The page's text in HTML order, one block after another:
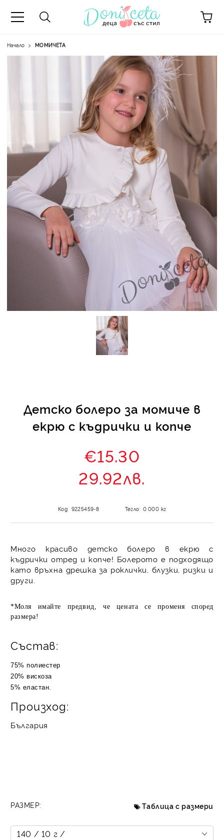
-50%
Начало МОМИЧЕТА
Детско болеро за момиче в
екрю с къдрички и копче
€15.30
29.92лв.
Код: 9225459-8 Тегло: 0.000 кг
Много красиво детско болеро в екрю с
къдрички отред и копче! Болерото е подходящо
като връхна дрешка за роклички, блузки, ризки и
други.
*Моля имайте предвид, че цената се променя според
размера!
Състав:
75% полиестер
20% вискоза
5% еластан.
Произход:
България
РАЗМЕР: Таблица с размери